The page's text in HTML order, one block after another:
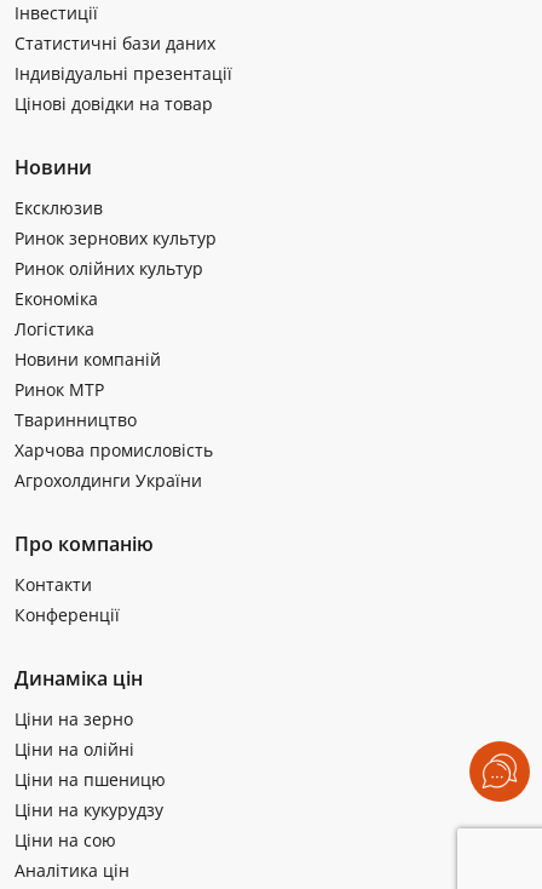
Інвестиції
Статистичні бази даних
Індивідуальні презентації
Цінові довідки на товар
Новини
Ексклюзив
Ринок зернових культур
Ринок олійних культур
Економіка
Логістика
Новини компаній
Ринок МТР
Тваринництво
Харчова промисловість
Агрохолдинги України
Про компанію
Контакти
Конференції
Динаміка цін
Ціни на зерно
Ціни на олійні
Ціни на пшеницю
Ціни на кукурудзу
Ціни на сою
Аналітика цін